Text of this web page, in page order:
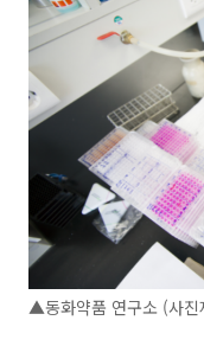
▲동화약품 연구소 (사진